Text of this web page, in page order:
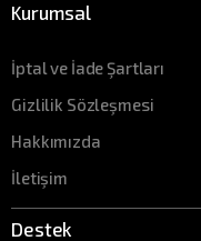
Kurumsal
İptal ve İade Şartları
Gizlilik Sözleşmesi
Hakkımızda
İletişim
Destek